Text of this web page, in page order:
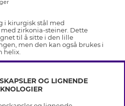
i kirurgisk stål med
zirkonia-steiner. Dette
til å sitte i den lille
men den kan også brukes i
helix.
OG LIGNENDE